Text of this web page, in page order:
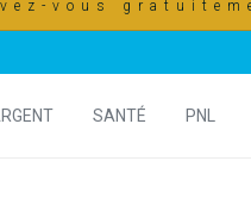
vous
SANTÉ PNL